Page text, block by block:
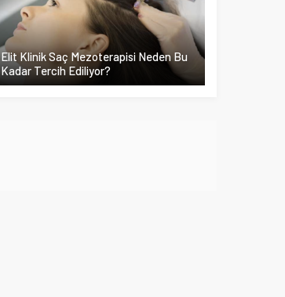
Elit Klinik Saç Mezoterapisi Neden Bu
Kadar Tercih Ediliyor?